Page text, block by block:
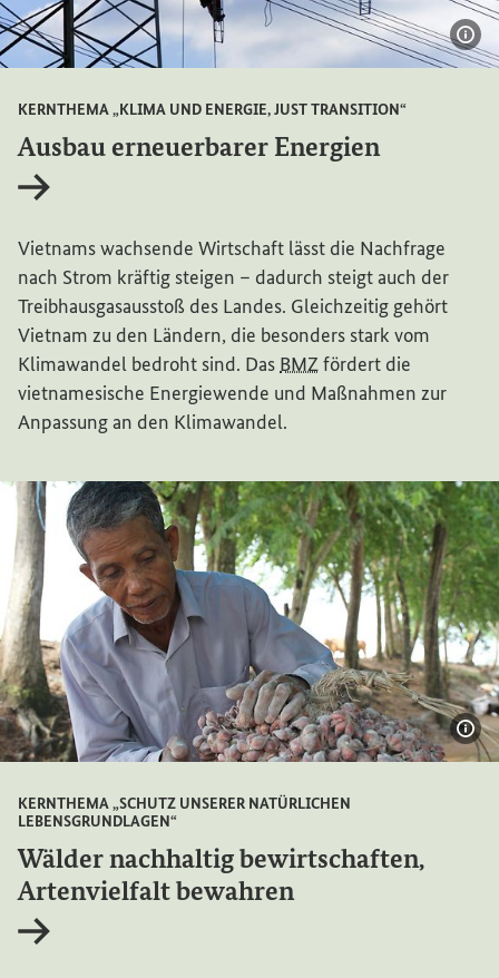
KERNTHEMA „KLIMA UND ENERGIE,JUST TRANSITION“
Ausbau erneuerbarer Energien
Vietnams wachsende Wirtschaft lässt die Nachfrage
nach Strom kräftig steigen – dadurch steigt auch der
Treibhausgasausstoß des Landes. Gleichzeitig gehört
Vietnam zu den Ländern, die besonders stark vom
Klimawandel bedroht sind. Das BMZfördert die
vietnamesische Energiewende und Maßnahmen zur
Anpassung an den Klimawandel.
KERNTHEMA „SCHUTZ UNSERER NATÜRLICHEN
LEBENSGRUNDLAGEN“
Wälder nachhaltig bewirtschaften,
Artenvielfalt bewahren